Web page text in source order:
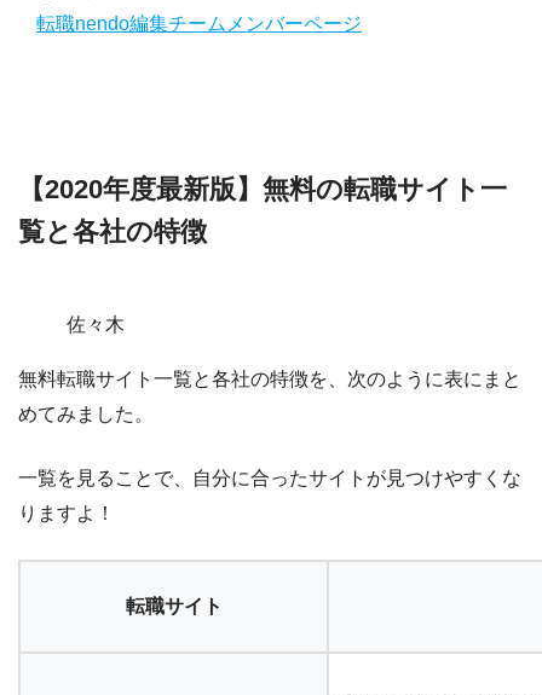
転職nendo編集チームメンバーページ
【2020年度最新版】無料の転職サイト一
覧と各社の特徴
佐々木
無料転職サイト一覧と各社の特徴を、次のように表にまと
めてみました。
一覧を見ることで、自分に合ったサイトが見つけやすくな
りますよ！
転職サイト